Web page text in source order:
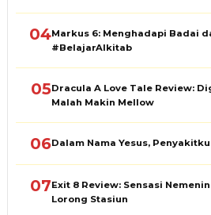
04Markus 6: Menghadapi Badai
#BelajarAlkitab
05Dracula A Love Tale Review:
Malah Makin Mellow
06Dalam Nama Yesus,
07Exit 8 Review: Sensasi
Lorong Stasiun